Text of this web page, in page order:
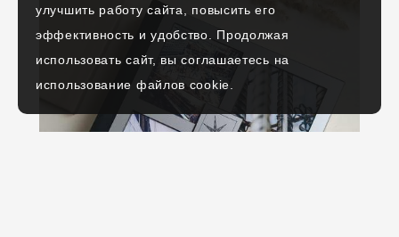
улучшить работу сайта, повысить его
эффективность и удобство. Продолжая
использовать сайт, вы соглашаетесь на
использование файлов cookie.